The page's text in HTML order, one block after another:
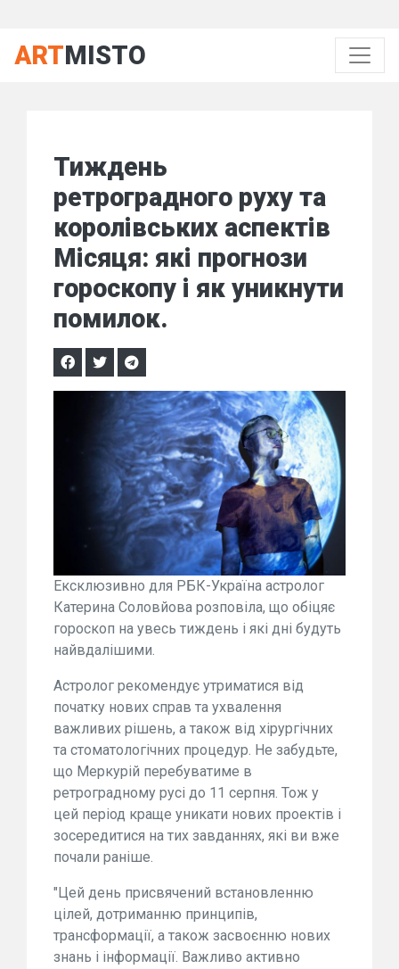
ARTMISTO
Тиждень
ретроградного руху та
королівських аспектів
Місяця: які прогнози
гороскопу і як уникнути
помилок.
Ексклюзивно для РБК-Україна астролог
Катерина Соловйова розповіла, що обіцяє
гороскоп на увесь тиждень і які дні будуть
найвдалішими.
Астролог рекомендує утриматися від
початку нових справ та ухвалення
важливих рішень, а також від хірургічних
та стоматологічних процедур. Не забудьте,
що Меркурій перебуватиме в
ретроградному русі до 11 серпня. Тож у
цей період краще уникати нових проектів і
зосередитися на тих завданнях, які ви вже
почали раніше.
"Цей день присвячений встановленню
цілей, дотриманню принципів,
трансформації, а також засвоєнню нових
знань і інформації. Важливо активно